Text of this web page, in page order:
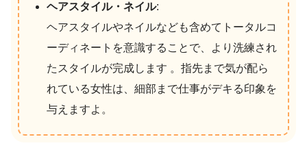
ヘアスタイル・ネイル:
ヘアスタイルやネイルなども含めてトータルコ
ーディネートを意識することで、より洗練され
たスタイルが完成します 。指先まで気が配ら
れている女性は、細部まで仕事がデキる印象を
与えますよ。